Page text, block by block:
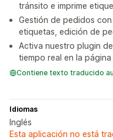
tránsito e imprime
Gestión de pedidos
etiquetas, edición de
Activa nuestro plugin
tiempo real en la
Contiene texto traducido
Idiomas
Inglés
Esta aplicación no está